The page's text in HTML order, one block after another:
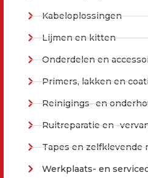
Kabeloplossingen
Lijmen en kitten
Onderdelen en
Primers, lakken en
Reinigings- en
Ruitreparatie en -
Tapes en zelfklevende
Werkplaats- en